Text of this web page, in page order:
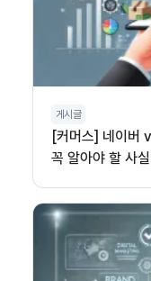
게시글
[커머스] 네이버
꼭 알아야 할 사실